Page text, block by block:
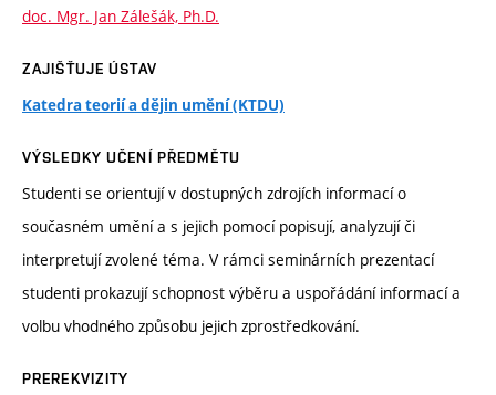
doc. Mgr. Jan Zálešák, Ph.D.
ZAJIŠŤUJE ÚSTAV
Katedra teorií a dějin umění (KTDU)
VÝSLEDKY UČENÍ PŘEDMĚTU
Studenti se orientují v dostupných zdrojích informací o
současném umění a s jejich pomocí popisují, analyzují či
interpretují zvolené téma. V rámci seminárních prezentací
studenti prokazují schopnost výběru a uspořádání informací a
volbu vhodného způsobu jejich zprostředkování.
PREREKVIZITY